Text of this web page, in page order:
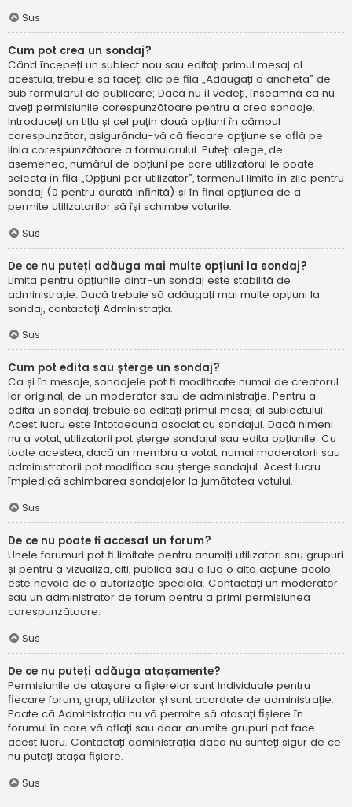
Sus
Cum pot crea un sondaj?
Când începeți un subiect nou sau editați primul mesaj al
acestuia, trebuie să faceți clic pe fila „Adăugați o anchetă” de
sub formularul de publicare; Dacă nu îl vedeți, înseamnă că nu
aveți permisiunile corespunzătoare pentru a crea sondaje.
Introduceți un titlu și cel puțin două opțiuni în câmpul
corespunzător, asigurându-vă că fiecare opțiune se află pe
linia corespunzătoare a formularului. Puteți alege, de
asemenea, numărul de opțiuni pe care utilizatorul le poate
selecta în fila „Opțiuni per utilizator”, termenul limită în zile pentru
sondaj (0 pentru durată infinită) și în final opțiunea de a
permite utilizatorilor să își schimbe voturile.
Sus
De ce nu puteți adăuga mai multe opțiuni la sondaj?
Limita pentru opțiunile dintr-un sondaj este stabilită de
administrație. Dacă trebuie să adăugați mai multe opțiuni la
sondaj, contactați Administrația.
Sus
Cum pot edita sau șterge un sondaj?
Ca și în mesaje, sondajele pot fi modificate numai de creatorul
lor original, de un moderator sau de administrație. Pentru a
edita un sondaj, trebuie să editați primul mesaj al subiectului;
Acest lucru este întotdeauna asociat cu sondajul. Dacă nimeni
nu a votat, utilizatorii pot șterge sondajul sau edita opțiunile. Cu
toate acestea, dacă un membru a votat, numai moderatorii sau
administratorii pot modifica sau șterge sondajul. Acest lucru
împiedică schimbarea sondajelor la jumătatea votului.
Sus
De ce nu poate fi accesat un forum?
Unele forumuri pot fi limitate pentru anumiți utilizatori sau grupuri
și pentru a vizualiza, citi, publica sau a lua o altă acțiune acolo
este nevoie de o autorizație specială. Contactați un moderator
sau un administrator de forum pentru a primi permisiunea
corespunzătoare.
Sus
De ce nu puteți adăuga atașamente?
Permisiunile de atașare a fișierelor sunt individuale pentru
fiecare forum, grup, utilizator și sunt acordate de administrație.
Poate că Administrația nu vă permite să atașați fișiere în
forumul în care vă aflați sau doar anumite grupuri pot face
acest lucru. Contactați administrația dacă nu sunteți sigur de ce
nu puteți atașa fișiere.
Sus